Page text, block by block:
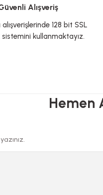
Alışveriş
alışverişlerinde 128 bit SSL
kullanmaktayız.
Hemen